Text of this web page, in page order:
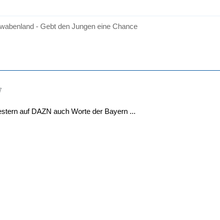
- Gebt den Jungen eine Chance
auf DAZN auch Worte der Bayern ...